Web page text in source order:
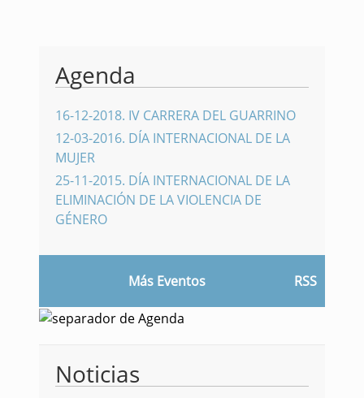
Agenda
16-12-2018. IV CARRERA DEL GUARRINO
12-03-2016. DÍA INTERNACIONAL DE LA
MUJER
25-11-2015. DÍA INTERNACIONAL DE LA
ELIMINACIÓN DE LA VIOLENCIA DE
GÉNERO
Más Eventos RSS
Noticias